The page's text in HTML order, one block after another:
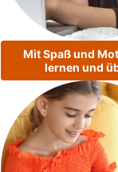
Mit Spaß und
lernen und